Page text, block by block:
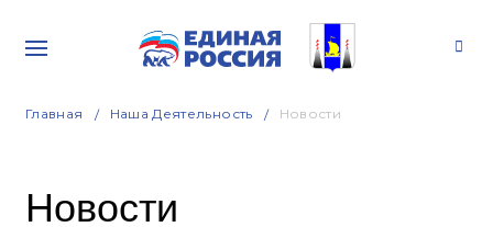
Главная Наша Деятельность Новости
Новости